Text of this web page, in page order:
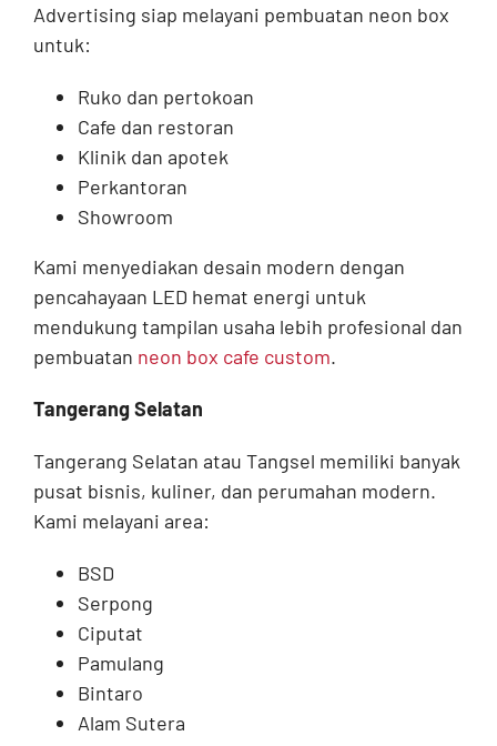
Advertising siap melayani pembuatan neon box
untuk:
Ruko dan pertokoan
Cafe dan restoran
Klinik dan apotek
Perkantoran
Showroom
Kami menyediakan desain modern dengan
pencahayaan LED hemat energi untuk
mendukung tampilan usaha lebih profesional dan
pembuatan neon box cafe custom.
Tangerang Selatan
Tangerang Selatan atau Tangsel memiliki banyak
pusat bisnis, kuliner, dan perumahan modern.
Kami melayani area:
BSD
Serpong
Ciputat
Pamulang
Bintaro
Alam Sutera